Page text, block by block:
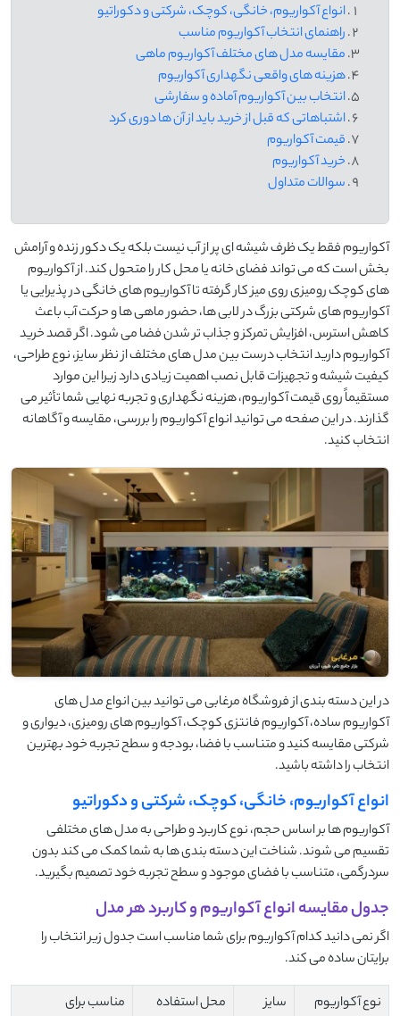
آکواریوم فقط یک ظرف شیشه ای پر از آب نیست بلکه یک دکور زنده و آرامش
بخش است که می تواند فضای خانه یا محل کار را متحول کند. از آکواریوم
های کوچک رومیزی روی میز کار گرفته تا آکواریوم های خانگی در پذیرایی یا
آکواریوم های شرکتی بزرگ در لابی ها، حضور ماهی ها و حرکت آب باعث
کاهش استرس، افزایش تمرکز و جذاب تر شدن فضا می شود. اگر قصد خرید
آکواریوم دارید انتخاب درست بین مدل های مختلف از نظر سایز، نوع طراحی،
کیفیت شیشه و تجهیزات قابل نصب اهمیت زیادی دارد زیرا این موارد
مستقیماً روی قیمت آکواریوم، هزینه نگهداری و تجربه نهایی شما تأثیر می
گذارند. در این صفحه می توانید انواع آکواریوم را بررسی، مقایسه و آگاهانه
انتخاب کنید.
در این دسته بندی از فروشگاه مرغابی می توانید بین انواع مدل های
آکواریوم ساده، آکواریوم فانتزی کوچک، آکواریوم های رومیزی، دیواری و
شرکتی مقایسه کنید و متناسب با فضا، بودجه و سطح تجربه خود بهترین
انتخاب را داشته باشید.
انواع آکواریوم، خانگی، کوچک، شرکتی و دکوراتیو
آکواریوم ها بر اساس حجم، نوع کاربرد و طراحی به مدل های مختلفی
تقسیم می شوند. شناخت این دسته بندی ها به شما کمک می کند بدون
سردرگمی، متناسب با فضای موجود و سطح تجربه خود تصمیم بگیرید.
جدول مقایسه انواع آکواریوم و کاربرد هر مدل
اگر نمی دانید کدام آکواریوم برای شما مناسب است جدول زیر انتخاب را
برایتان ساده می کند.
نوع آکواریوم سایز محل استفاده مناسب برای
انواع آکواریوم، خانگی، کوچک، شرکتی و دکوراتیو
راهنمای انتخاب آکواریوم مناسب
مقایسه مدل های مختلف آکواریوم ماهی
هزینه های واقعی نگهداری آکواریوم
انتخاب بین آکواریوم آماده و سفارشی
اشتباهاتی که قبل از خرید باید از آن ها دوری کرد
قیمت آکواریوم
خرید آکواریوم
سوالات متداول